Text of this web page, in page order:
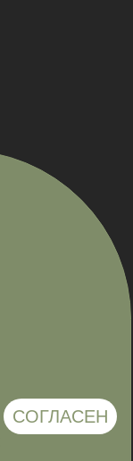
СОГЛАСЕН